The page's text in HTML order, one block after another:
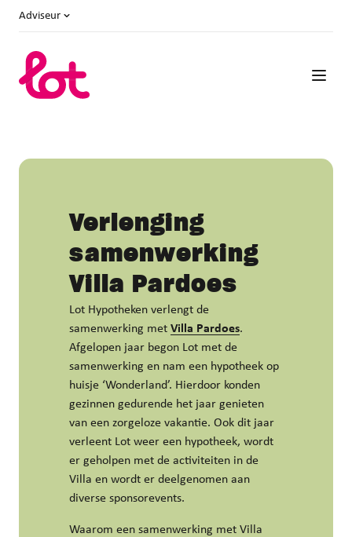
Adviseur
Verlenging
samenwerking
Villa Pardoes
Lot Hypotheken verlengt de
samenwerking met Villa Pardoes.
Afgelopen jaar begon Lot met de
samenwerking en nam een hypotheek op
huisje ‘Wonderland’. Hierdoor konden
gezinnen gedurende het jaar genieten
van een zorgeloze vakantie. Ook dit jaar
verleent Lot weer een hypotheek, wordt
er geholpen met de activiteiten in de
Villa en wordt er deelgenomen aan
diverse sponsorevents.
Waarom een samenwerking met Villa